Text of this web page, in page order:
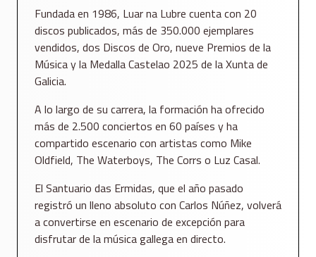
Fundada en 1986, Luar na Lubre cuenta con 20
discos publicados, más de 350.000 ejemplares
vendidos, dos Discos de Oro, nueve Premios de la
Música y la Medalla Castelao 2025 de la Xunta de
Galicia.
A lo largo de su carrera, la formación ha ofrecido
más de 2.500 conciertos en 60 países y ha
compartido escenario con artistas como Mike
Oldfield, The Waterboys, The Corrs o Luz Casal.
El Santuario das Ermidas, que el año pasado
registró un lleno absoluto con Carlos Núñez, volverá
a convertirse en escenario de excepción para
disfrutar de la música gallega en directo.